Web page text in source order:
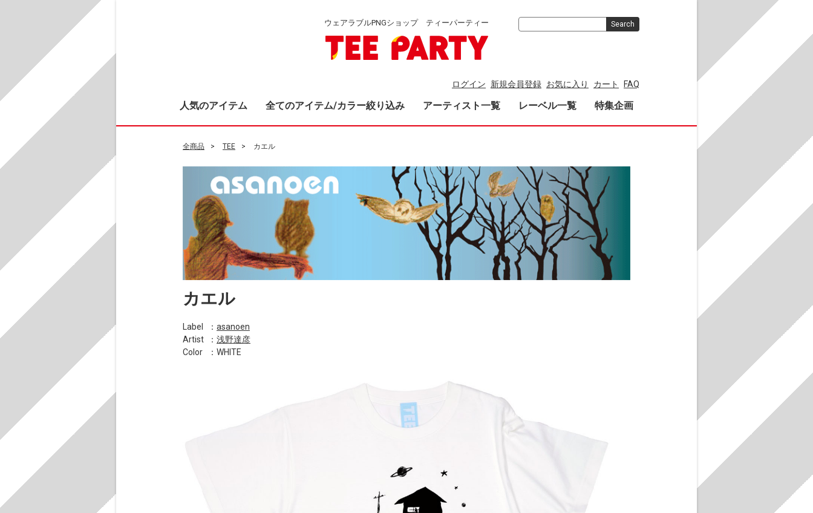
ウェアラブルPNGショップ ティーパーティー
ログイン 新規会員登録 お気に入り カート FAQ
人気のアイテム 全てのアイテム/カラー絞り込み アーティスト一覧 レーベル一覧 特集企画
Search
全商品 TEE カエル
カエル
Label ： asanoen
Artist
： 浅野達彦
Color
：WHITE